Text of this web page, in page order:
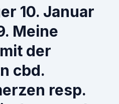
10. Januar
Meine
der
cbd.
resp.